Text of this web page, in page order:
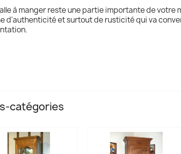
à manger reste une partie importante de votre
d'authenticité et surtout de rusticité qui va
catégories